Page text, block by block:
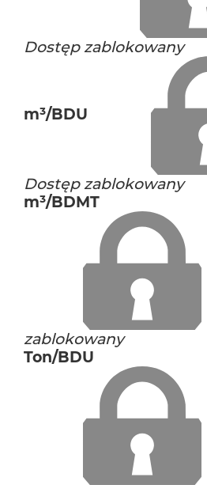
Dostęp zablokowany
m³/BDU
Dostęp zablokowany
m³/BDMT
zablokowany
Ton/BDU